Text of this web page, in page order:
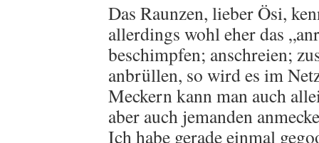
Das Raunzen, lieber Ösi,
allerdings wohl eher das
beschimpfen; anschreien;
anbrüllen, so wird es im
Meckern kann man auch
aber auch jemanden
Ich habe gerade einmal